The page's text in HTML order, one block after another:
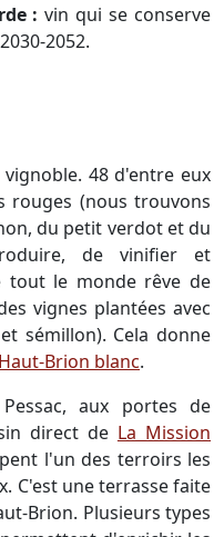
: vin qui se conserve
2052.
48 d'entre eux
rouges (nous trouvons
du petit verdot et du
de vinifier et
tout le monde rêve de
vignes plantées avec
sémillon). Cela donne
Brion blanc.
aux portes de
direct de La Mission
l'un des terroirs les
C'est une terrasse faite
Brion. Plusieurs types